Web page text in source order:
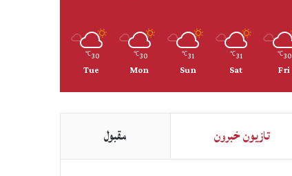
30
℃
Fri
31
℃
Sat
31
℃
Sun
30
℃
Mon
30
℃
Tue
تازيون خبرون مقبول